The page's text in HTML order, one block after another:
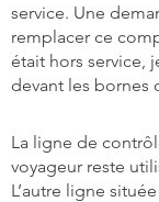
service. Une
remplacer ce
était hors service,
devant les bornes
La ligne de
voyageur reste
L’autre ligne